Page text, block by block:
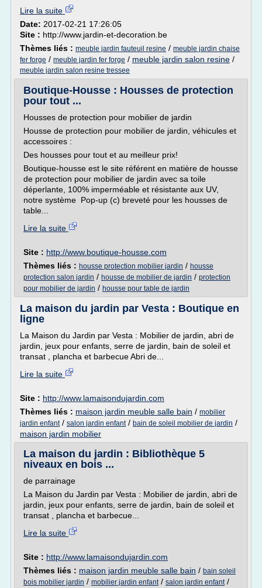
Lire la suite
Date: 2017-02-21 17:26:05
Site : http://www.jardin-et-decoration.be
Thèmes liés : meuble jardin fauteuil resine / meuble jardin chaise
fer forge / meuble jardin fer forge / meuble jardin salon resine /
meuble jardin salon resine tressee
Boutique-Housse : Housses de protection
pour tout ...
Housses de protection pour mobilier de jardin
Housse de protection pour mobilier de jardin, véhicules et
accessoires :
Des housses pour tout et au meilleur prix!
Boutique-housse est le site référent en matière de housse
de protection pour mobilier de jardin avec sa toile
déperlante, 100% imperméable et résistante aux UV,
notre système Pop-up (c) breveté pour les housses de
table...
Lire la suite
Site : http://www.boutique-housse.com
Thèmes liés : housse protection mobilier jardin / housse
protection salon jardin / housse de mobilier de jardin / protection
pour mobilier de jardin / housse pour table de jardin
La maison du jardin par Vesta : Boutique en
ligne
La Maison du Jardin par Vesta : Mobilier de jardin, abri de
jardin, jeux pour enfants, serre de jardin, bain de soleil et
transat , plancha et barbecue Abri de...
Lire la suite
Site : http://www.lamaisondujardin.com
Thèmes liés : maison jardin meuble salle bain / mobilier
jardin enfant/ salon jardin enfant/ bain de soleil mobilier de jardin /
maison jardin mobilier
La maison du jardin : Bibliothèque 5
niveaux en bois ...
de parrainage
La Maison du Jardin par Vesta : Mobilier de jardin, abri de
jardin, jeux pour enfants, serre de jardin, bain de soleil et
transat , plancha et barbecue...
Lire la suite
Site : http://www.lamaisondujardin.com
Thèmes liés : maison jardin meuble salle bain / bain soleil
bois mobilier jardin / mobilier jardin enfant/ salon jardin enfant/